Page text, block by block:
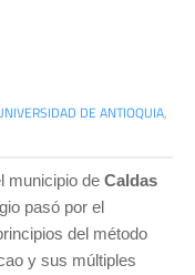
DE ANTIOQUIA,
municipio de Caldas
pasó por el
del método
y sus múltiples